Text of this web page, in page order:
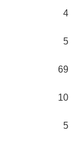
4
5
69
10
5